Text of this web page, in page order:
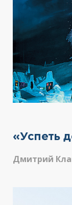
«Успеть
Дмитрий